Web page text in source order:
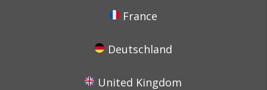
France
Deutschland
United Kingdom